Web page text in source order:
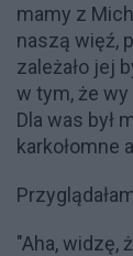
mamy z
naszą więź,
zależało jej
w tym, że
Dla was był
karkołomne
"Aha, widzę,